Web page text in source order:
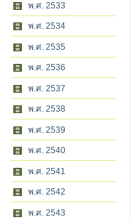
พ.ศ. 2533
พ.ศ. 2534
พ.ศ. 2535
พ.ศ. 2536
พ.ศ. 2537
พ.ศ. 2538
พ.ศ. 2539
พ.ศ. 2540
พ.ศ. 2541
พ.ศ. 2542
พ.ศ. 2543